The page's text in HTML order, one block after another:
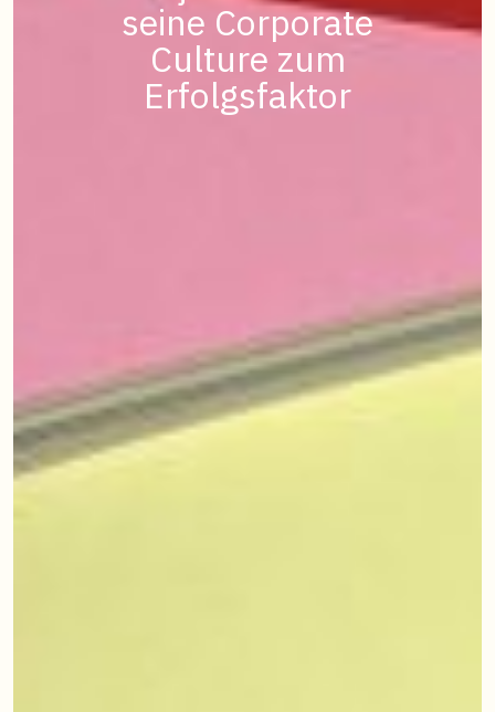
entwickelt Vision und
Werte partizipativ als
Team
seine Corporate
Culture zum
Erfolgsfaktor
wird zum
Debattenraum über die
Arbeit von Morgen